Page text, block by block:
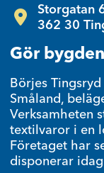
Storgatan
362 30
Gör
Börjes
Småland,
Verksamheten
textilvaror i en
Företaget har
disponerar